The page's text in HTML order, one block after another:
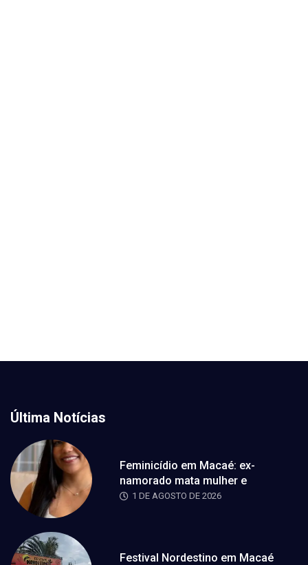
Última Notícias
Feminicídio em Macaé: ex-
namorado mata mulher e
1 DE AGOSTO DE 2026
Festival Nordestino em Macaé